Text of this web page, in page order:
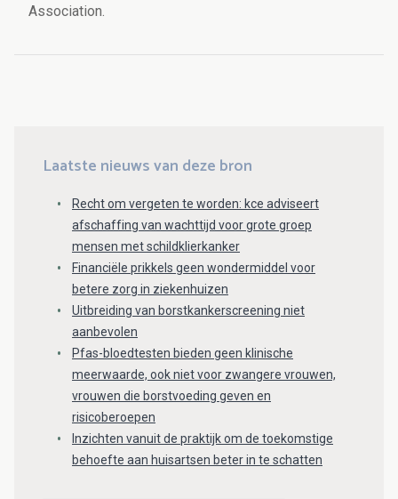
Association.
Laatste nieuws van deze bron
Recht om vergeten te worden: kce adviseert
afschaffing van wachttijd voor grote groep
mensen met schildklierkanker
Financiële prikkels geen wondermiddel voor
betere zorg in ziekenhuizen
Uitbreiding van borstkankerscreening niet
aanbevolen
Pfas-bloedtesten bieden geen klinische
meerwaarde, ook niet voor zwangere vrouwen,
vrouwen die borstvoeding geven en
risicoberoepen
Inzichten vanuit de praktijk om de toekomstige
behoefte aan huisartsen beter in te schatten